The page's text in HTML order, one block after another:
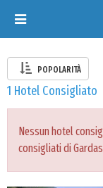
Toggle
navigation
POPOLARITÀ
1 Hotel Consigliato
Nessun hotel
consigliati di